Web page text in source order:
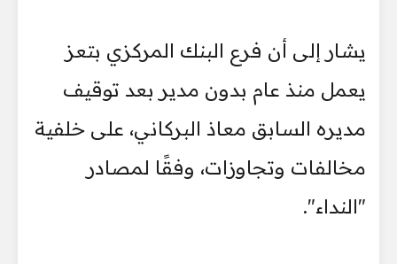
يشار إلى أن فرع البنك المركزي بتعز
يعمل منذ عام بدون مدير بعد توقيف
مديره السابق معاذ البركاني، على خلفية
مخالفات وتجاوزات، وفقًا لمصادر
"النداء".